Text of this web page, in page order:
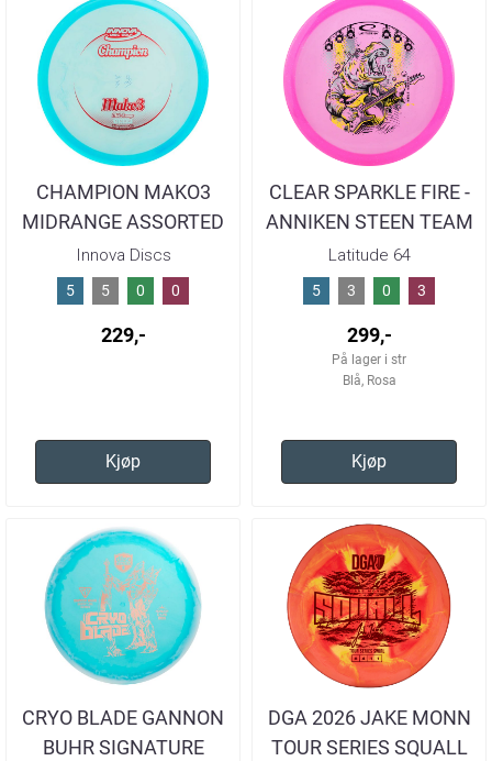
CHAMPION MAKO3
MIDRANGE ASSORTED
165-169G
Innova Discs
5 5 0 0
229,-
Kjøp
CLEAR SPARKLE FIRE -
ANNIKEN STEEN TEAM
SERIES
Latitude 64
5 3 0 3
299,-
På lager i str
Blå, Rosa
Kjøp
CRYO BLADE GANNON
BUHR SIGNATURE
DGA 2026 JAKE MONN
TOUR SERIES SQUALL